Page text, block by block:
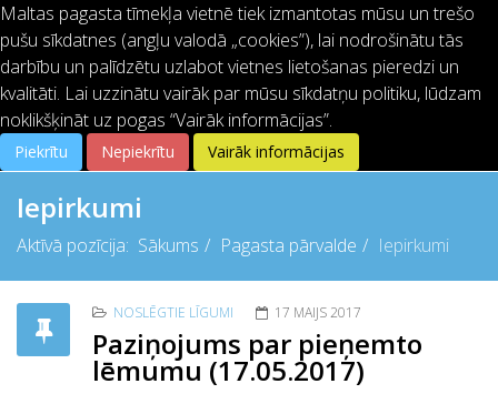
64621401 info@malta.lv
Iepirkumi
Aktīvā pozīcija: Sākums Pagasta pārvalde Iepirkumi
NOSLĒGTIE LĪGUMI 17 MAIJS 2017
Paziņojums par pieņemto
lēmumu (17.05.2017)
Maltas pagasta tīmekļa vietnē tiek izmantotas mūsu un trešo
pušu sīkdatnes (angļu valodā „cookies”), lai nodrošinātu tās
darbību un palīdzētu uzlabot vietnes lietošanas pieredzi un
kvalitāti. Lai uzzinātu vairāk par mūsu sīkdatņu politiku, lūdzam
noklikšķināt uz pogas “Vairāk informācijas”.
Piekrītu Nepiekrītu Vairāk informācijas